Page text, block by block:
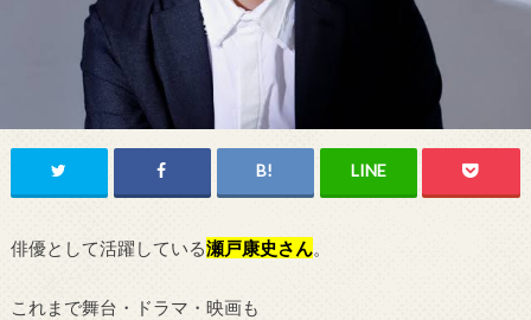
俳優として活躍している瀬戸康史さん
これまで舞台・ドラマ・映画も